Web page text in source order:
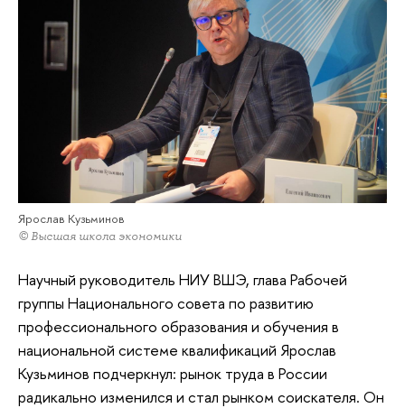
Ярослав Кузьминов
© Высшая школа экономики
Научный руководитель НИУ ВШЭ, глава Рабочей
группы Национального совета по развитию
профессионального образования и обучения в
национальной системе квалификаций Ярослав
Кузьминов подчеркнул: рынок труда в России
радикально изменился и стал рынком соискателя. Он